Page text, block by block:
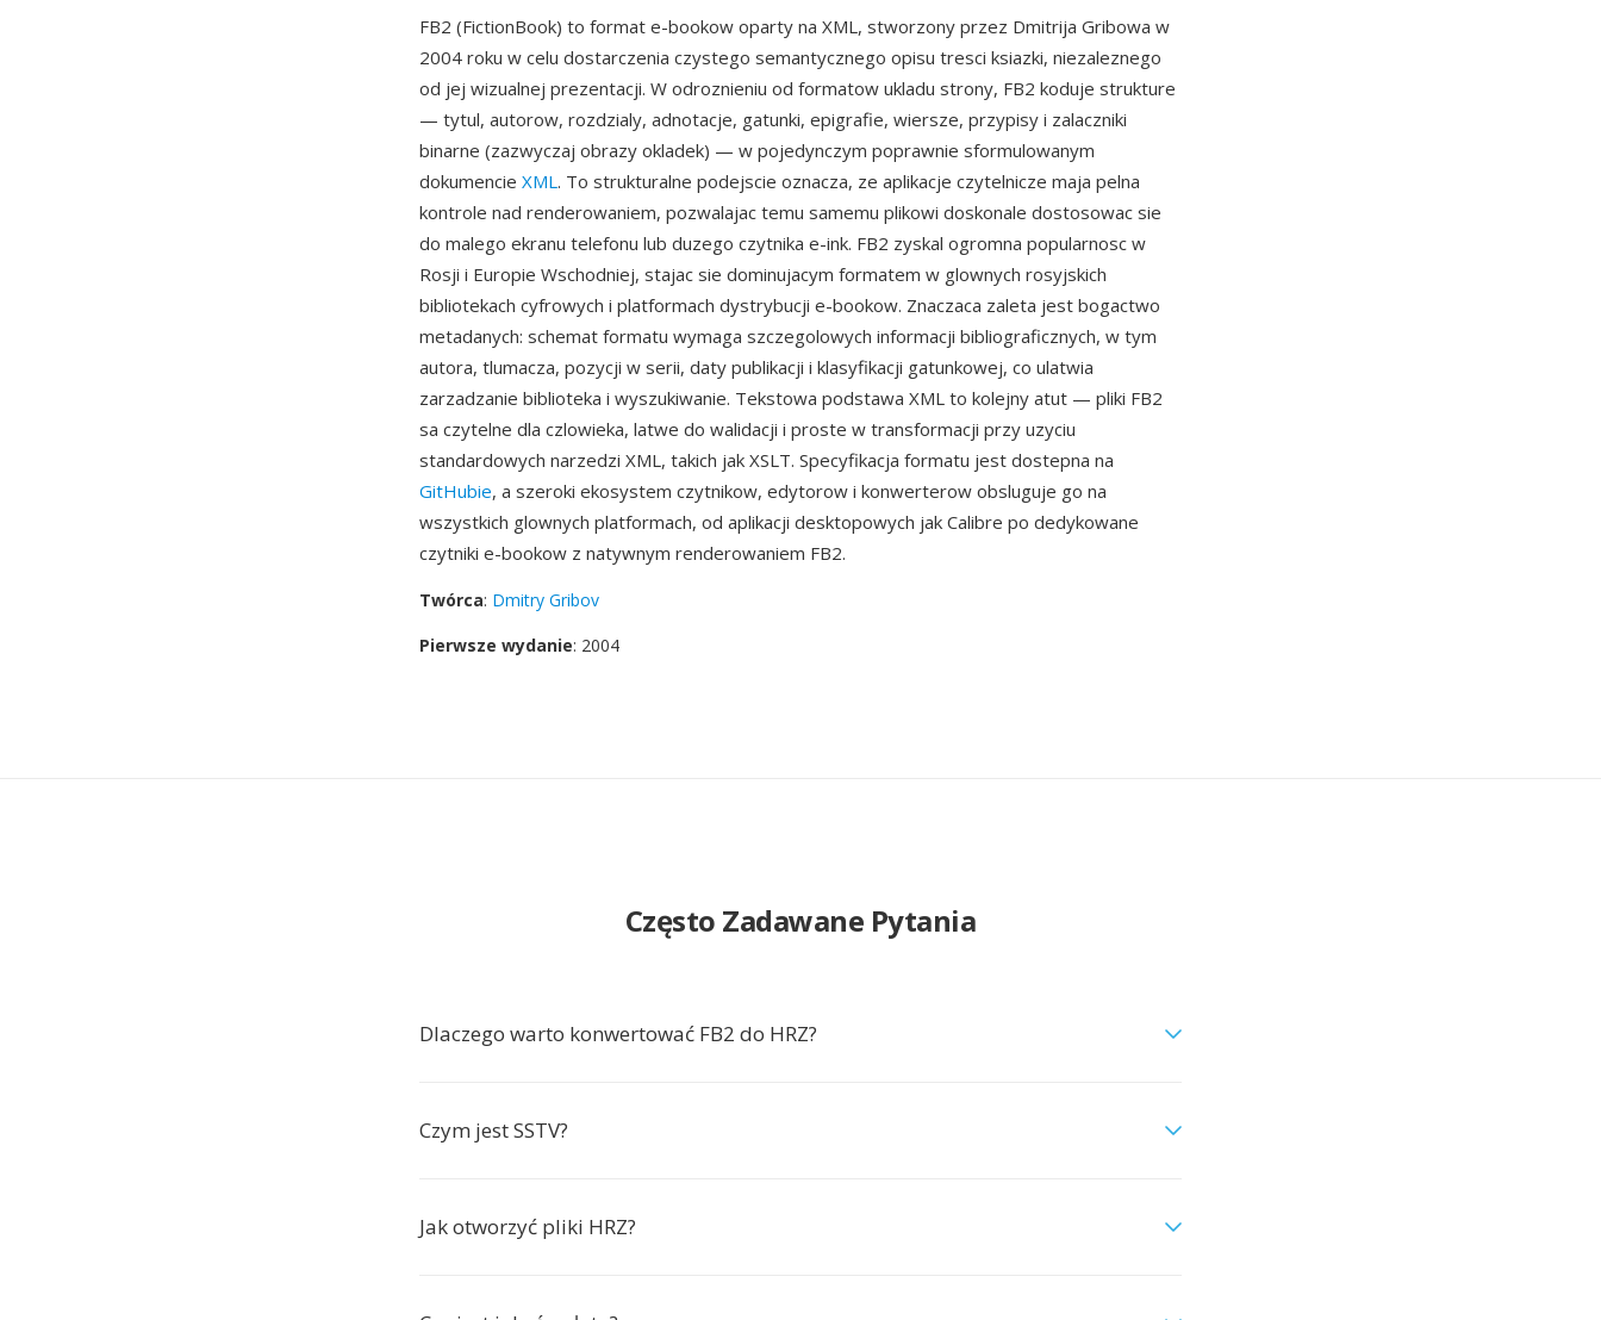
FB2 (FictionBook) to format e-bookow oparty na XML, stworzony przez Dmitrija Gribowa w
2004 roku w celu dostarczenia czystego semantycznego opisu tresci ksiazki, niezaleznego
od jej wizualnej prezentacji. W odroznieniu od formatow ukladu strony, FB2 koduje strukture
— tytul, autorow, rozdzialy, adnotacje, gatunki, epigrafie, wiersze, przypisy i zalaczniki
binarne (zazwyczaj obrazy okladek) — w pojedynczym poprawnie sformulowanym
dokumencie XML. To strukturalne podejscie oznacza, ze aplikacje czytelnicze maja pelna
kontrole nad renderowaniem, pozwalajac temu samemu plikowi doskonale dostosowac sie
do malego ekranu telefonu lub duzego czytnika e-ink. FB2 zyskal ogromna popularnosc w
Rosji i Europie Wschodniej, stajac sie dominujacym formatem w glownych rosyjskich
bibliotekach cyfrowych i platformach dystrybucji e-bookow. Znaczaca zaleta jest bogactwo
metadanych: schemat formatu wymaga szczegolowych informacji bibliograficznych, w tym
autora, tlumacza, pozycji w serii, daty publikacji i klasyfikacji gatunkowej, co ulatwia
zarzadzanie biblioteka i wyszukiwanie. Tekstowa podstawa XML to kolejny atut — pliki FB2
sa czytelne dla czlowieka, latwe do walidacji i proste w transformacji przy uzyciu
standardowych narzedzi XML, takich jak XSLT. Specyfikacja formatu jest dostepna na
GitHubie, a szeroki ekosystem czytnikow, edytorow i konwerterow obsluguje go na
wszystkich glownych platformach, od aplikacji desktopowych jak Calibre po dedykowane
czytniki e-bookow z natywnym renderowaniem FB2.
Twórca: Dmitry Gribov
Pierwsze wydanie: 2004
Często Zadawane Pytania
Dlaczego warto konwertować FB2 do HRZ?
Czym jest SSTV?
Jak otworzyć pliki HRZ?